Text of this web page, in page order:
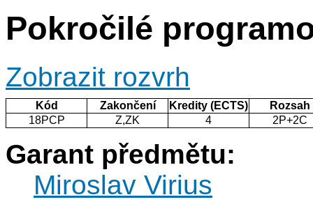
Pokročilé
Zobrazit rozvrh
Kód Zakončení Kredity (ECTS)
Rozsah
18PCP
Z,ZK 4 2P+2C
Garant předmětu:
Miroslav Virius